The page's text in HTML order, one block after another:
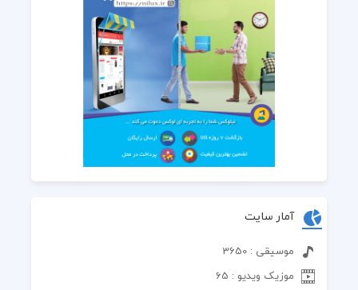
آمار سایت
موسیقی : 3650
موزیک ویدیو : 65